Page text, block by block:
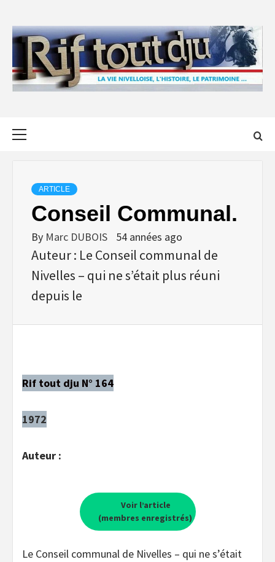
content
ARTICLE
Conseil Communal.
By Marc DUBOIS 54 années ago
Auteur : Le Conseil communal de
Nivelles – qui ne s’était plus réuni
depuis le
Rif tout dju N° 164
1972
Auteur :
Voir l’article
(membres enregistrés)
Le Conseil communal de Nivelles – qui ne s’était